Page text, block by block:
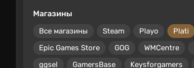
Магазины
Все магазины Steam Playo Plati
Epic Games Store
GOG WMCentre
ggsel
GamersBase Keysforgamers